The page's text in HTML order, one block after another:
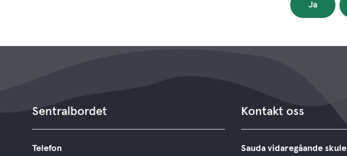
Ja
Sentralbordet
Telefon
Kontakt oss
Sauda vidaregåande skule